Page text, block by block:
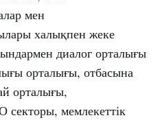
мен
халықпен жеке
диалог орталығы
орталығы, отбасына
орталығы,
мемлекеттік